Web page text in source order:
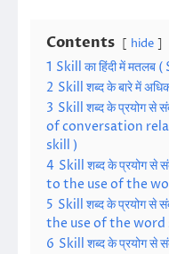
Contents hide
1 Skill का हिंदी में
2 Skill शब्द के बारे में
3 Skill शब्द के प्रयोग से
of conversation
skill )
4 Skill शब्द के प्रयोग से
to the use of the
5 Skill शब्द के प्रयोग से
the use of the word
6 Skill शब्द के प्रयोग से